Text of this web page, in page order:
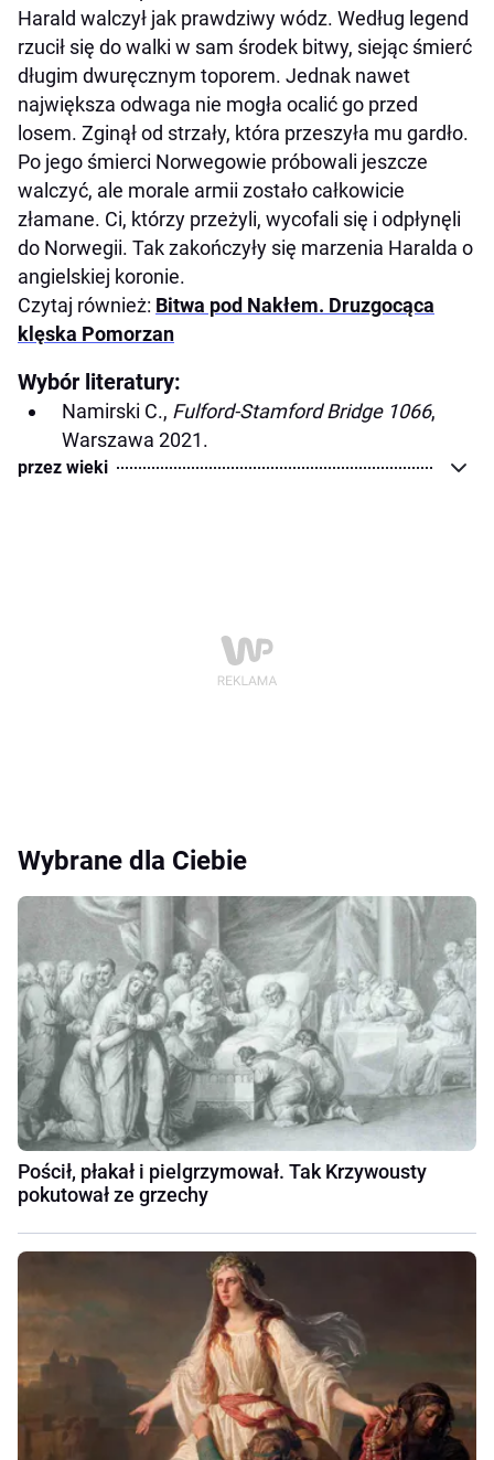
Harald walczył jak prawdziwy wódz. Według legend
rzucił się do walki w sam środek bitwy, siejąc śmierć
długim dwuręcznym toporem. Jednak nawet
największa odwaga nie mogła ocalić go przed
losem. Zginął od strzały, która przeszyła mu gardło.
Po jego śmierci Norwegowie próbowali jeszcze
walczyć, ale morale armii zostało całkowicie
złamane. Ci, którzy przeżyli, wycofali się i odpłynęli
do Norwegii. Tak zakończyły się marzenia Haralda o
angielskiej koronie.
Czytaj również: Bitwa pod Nakłem. Druzgocąca
klęska Pomorzan
Wybór literatury:
Namirski C., Fulford-Stamford Bridge 1066,
Warszawa 2021.
przez wieki
Wybrane dla Ciebie
Pościł, płakał i pielgrzymował. Tak Krzywousty
pokutował ze grzechy